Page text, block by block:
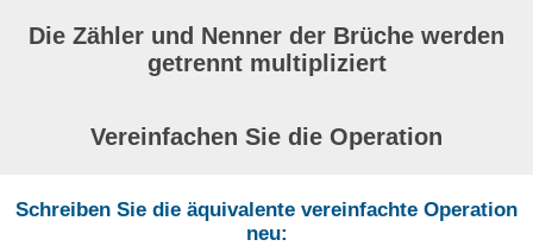
Die Zähler und Nenner der Brüche werden
getrennt multipliziert
Vereinfachen Sie die Operation
Schreiben Sie die äquivalente vereinfachte Operation
neu: